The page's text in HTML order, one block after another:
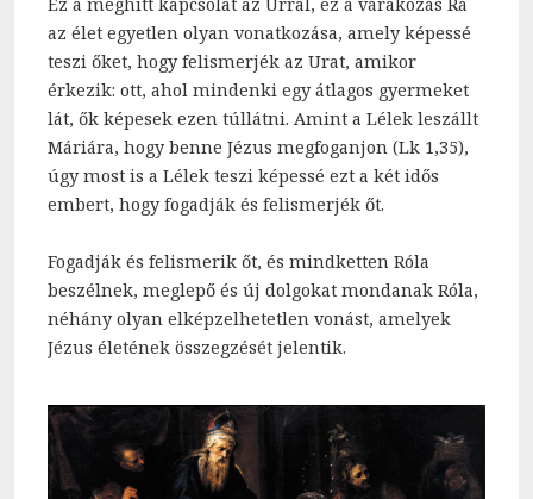
Ez a meghitt kapcsolat az Úrral, ez a várakozás Rá
az élet egyetlen olyan vonatkozása, amely képessé
teszi őket, hogy felismerjék az Urat, amikor
érkezik: ott, ahol mindenki egy átlagos gyermeket
lát, ők képesek ezen túllátni. Amint a Lélek leszállt
Máriára, hogy benne Jézus megfoganjon (Lk 1,35),
úgy most is a Lélek teszi képessé ezt a két idős
embert, hogy fogadják és felismerjék őt.
Fogadják és felismerik őt, és mindketten Róla
beszélnek, meglepő és új dolgokat mondanak Róla,
néhány olyan elképzelhetetlen vonást, amelyek
Jézus életének összegzését jelentik.